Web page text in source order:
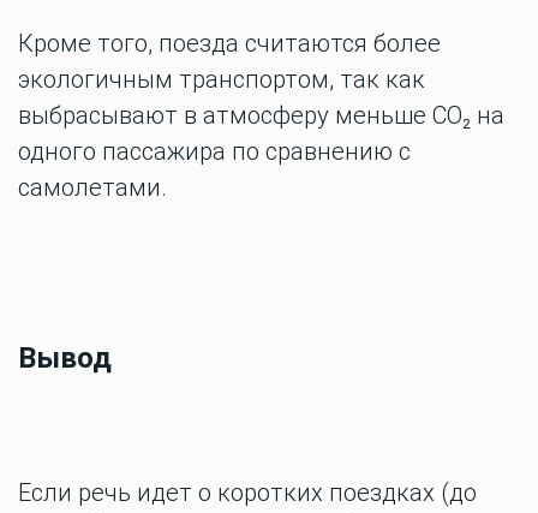
Кроме того, поезда считаются более
экологичным транспортом, так как
выбрасывают в атмосферу меньше CO₂ на
одного пассажира по сравнению с
самолетами.
Вывод
Если речь идет о коротких поездках (до